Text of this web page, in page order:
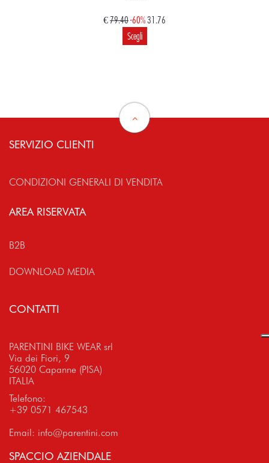
€79.40-60%31.76
Scegli
SERVIZIO CLIENTI
CONDIZIONI GENERALI DI VENDITA
AREA RISERVATA
B2B
DOWNLOAD MEDIA
CONTATTI
PARENTINI BIKE WEAR srl
Via dei Fiori, 9
56020 Capanne (PISA)
ITALIA
Telefono:
+39 0571 467543
Email: info@parentini.com
SPACCIO AZIENDALE